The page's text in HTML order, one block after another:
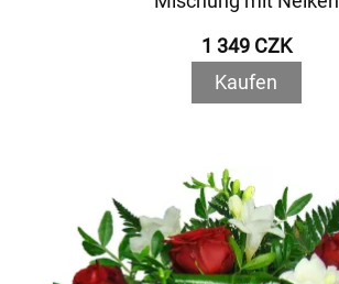
1 349 CZK
Kaufen